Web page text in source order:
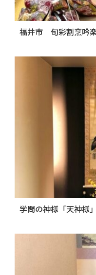
福井市 旬彩割烹吟
学問の神様「天神様」